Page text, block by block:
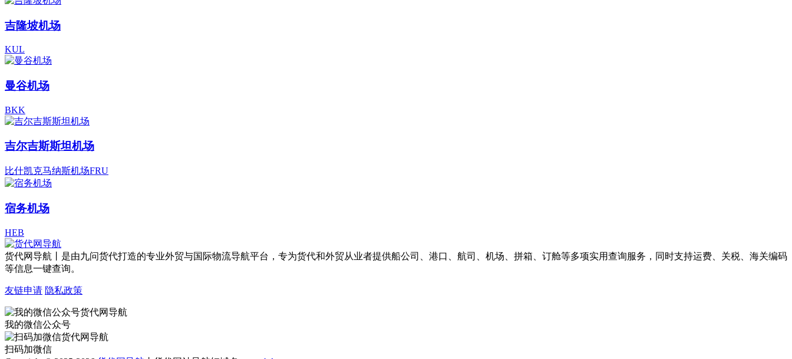
吉隆坡机场
KUL
曼谷机场
BKK
吉尔吉斯斯坦机场
比什凯克马纳斯机场FRU
宿务机场
HEB
货代网导航丨是由九问货代打造的专业外贸与国际物流导航平台，专为货代和外贸从业者提供船公司、港口、航司、机场、拼箱、订舱等多项实用查询服务，同时支持运费、关税、海关编码
等信息一键查询。
友链申请 隐私政策
我的微信公众号
扫码加微信